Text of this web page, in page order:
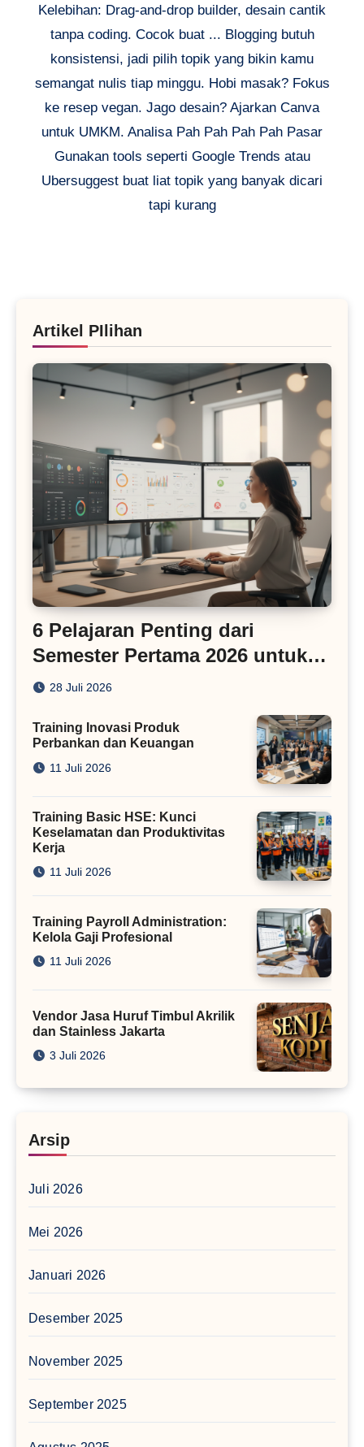
Kelebihan: Drag-and-drop builder, desain cantik
tanpa coding. Cocok buat ... Blogging butuh
konsistensi, jadi pilih topik yang bikin kamu
semangat nulis tiap minggu. Hobi masak? Fokus
ke resep vegan. Jago desain? Ajarkan Canva
untuk UMKM. Analisa Pah Pah Pah Pah Pasar
Gunakan tools seperti Google Trends atau
Ubersuggest buat liat topik yang banyak dicari
tapi kurang
Artikel PIlihan
6 Pelajaran Penting dari
Semester Pertama 2026 untuk
Bisnis Digital
28 Juli 2026
Training Inovasi Produk
Perbankan dan Keuangan
11 Juli 2026
Training Basic HSE: Kunci
Keselamatan dan Produktivitas
Kerja
11 Juli 2026
Training Payroll Administration:
Kelola Gaji Profesional
11 Juli 2026
Vendor Jasa Huruf Timbul Akrilik
dan Stainless Jakarta
3 Juli 2026
Arsip
Juli 2026
Mei 2026
Januari 2026
Desember 2025
November 2025
September 2025